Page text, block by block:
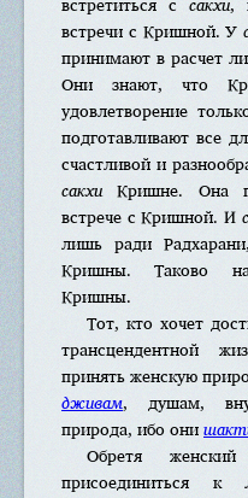
встречи с Кришной. У
принимают в расчет
Они знают, что
удовлетворение
подготавливают все
счастливой и
сакхиКришне. Она
встрече с Кришной. И
лишь ради
Кришны. Таково
Кришны.
Тот, кто хочет
трансцендентной
принять женскую
дживам, душам,
природа, ибо они
Обретя
присоединиться к